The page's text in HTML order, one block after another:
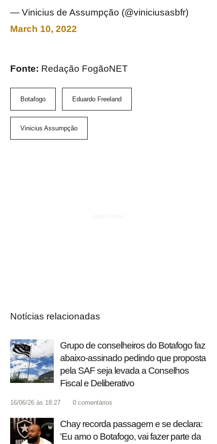
— Vinicius de Assumpção (@viniciusasbfr)
March 10, 2022
Fonte: Redação FogãoNET
Botafogo Eduardo Freeland
Vinicius Assumpção
Notícias relacionadas
Grupo de conselheiros do Botafogo faz
abaixo-assinado pedindo que proposta
pela SAF seja levada a Conselhos
Fiscal e Deliberativo
16/06/26 às 18:27 0 comentários
Chay recorda passagem e se declara:
'Eu amo o Botafogo, vai fazer parte da